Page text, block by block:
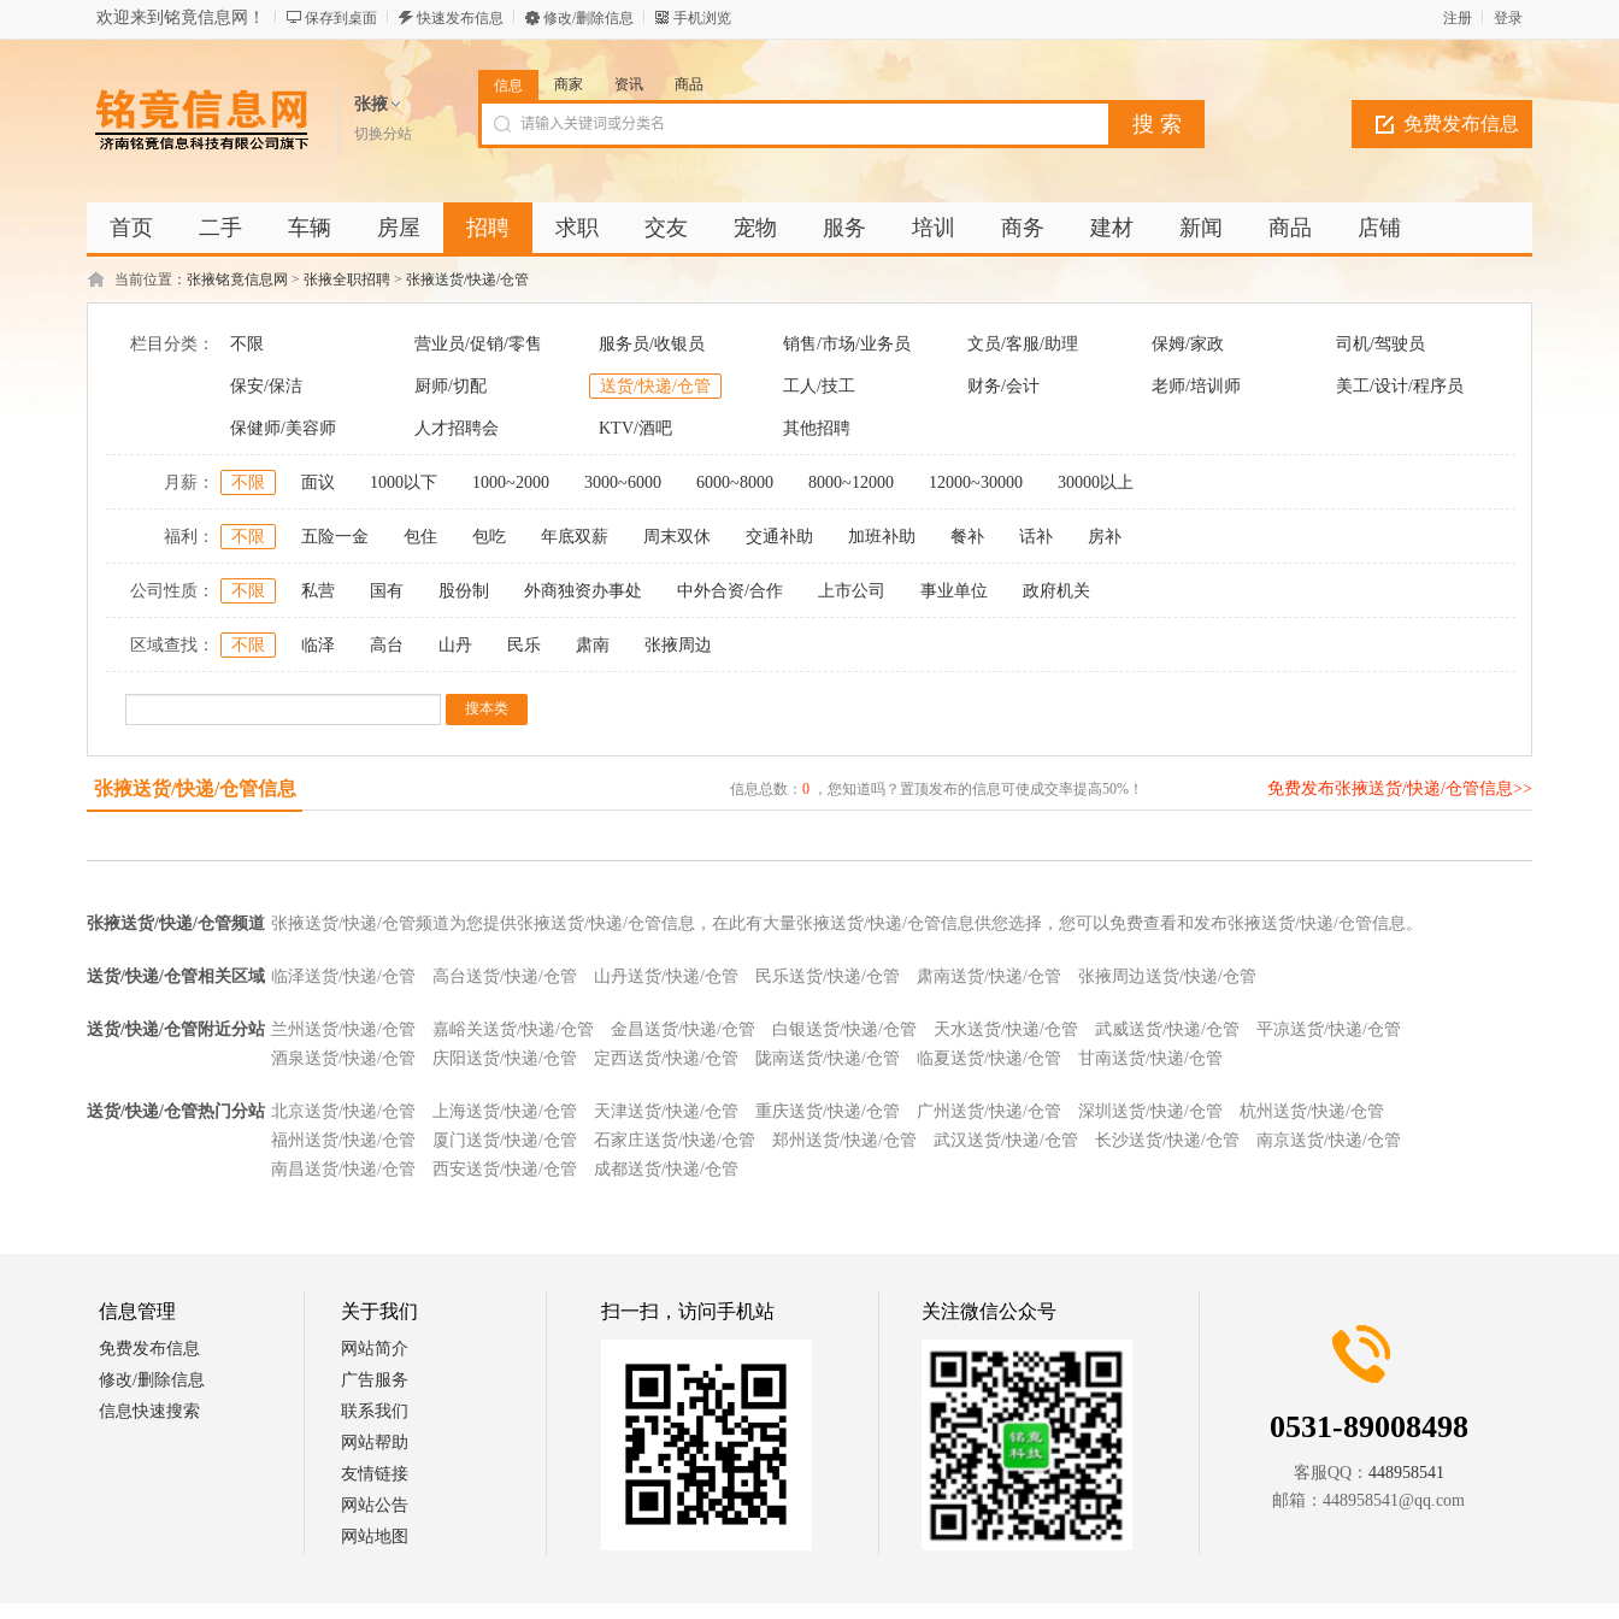
欢迎来到铭竟信息网！ 保存到桌面 快速发布信息 修改/删除信息 手机浏览 登录
注册
张掖
切换分站 免费发布信息
信息 商家 资讯 商品
首页 二手 车辆 房屋 招聘 求职 交友 宠物 服务 培训 商务 建材 新闻 商品 店铺
当前位置： 张掖铭竟信息网 > 张掖全职招聘 > 张掖送货/快递/仓管
栏目分类： 不限 营业员/促销/零售 服务员/收银员 销售/市场/业务员 文员/客服/助理 保姆/家政 司机/驾驶员
保安/保洁 厨师/切配 送货/快递/仓管 工人/技工 财务/会计 老师/培训师 美工/设计/程序员
保健师/美容师 人才招聘会 KTV/酒吧 其他招聘
月薪： 不限 面议 1000以下 1000~2000 3000~6000 6000~8000 8000~12000 12000~30000 30000以上
福利： 不限 五险一金 包住 包吃 年底双薪 周末双休 交通补助 加班补助 餐补 话补 房补
公司性质： 不限 私营 国有 股份制 外商独资办事处 中外合资/合作 上市公司 事业单位 政府机关
区域查找： 不限 临泽 高台 山丹 民乐 肃南 张掖周边
张掖送货/快递/仓管信息 信息总数： 0，您知道吗？置顶发布的信息可使成交率提高50%！ 免费发布张掖送货/快递/仓管信息>>
张掖送货/快递/仓管频道 张掖送货/快递/仓管频道为您提供张掖送货/快递/仓管信息，在此有大量张掖送货/快递/仓管信息供您选择，您可以免费查看和发布张掖送货/快递/仓管信息。
送货/快递/仓管相关区域 临泽送货/快递/仓管 高台送货/快递/仓管 山丹送货/快递/仓管 民乐送货/快递/仓管 肃南送货/快递/仓管 张掖周边送货/快递/仓管
送货/快递/仓管附近分站 兰州送货/快递/仓管 嘉峪关送货/快递/仓管 金昌送货/快递/仓管 白银送货/快递/仓管 天水送货/快递/仓管 武威送货/快递/仓管
平凉送货/快递/仓管
酒泉送货/快递/仓管
庆阳送货/快递/仓管 定西送货/快递/仓管 陇南送货/快递/仓管 临夏送货/快递/仓管 甘南送货/快递/仓管
送货/快递/仓管热门分站 北京送货/快递/仓管 上海送货/快递/仓管 天津送货/快递/仓管 重庆送货/快递/仓管 广州送货/快递/仓管 深圳送货/快递/仓管
杭州送货/快递/仓管
福州送货/快递/仓管
厦门送货/快递/仓管 石家庄送货/快递/仓管 郑州送货/快递/仓管 武汉送货/快递/仓管 长沙送货/快递/仓管
南京送货/快递/仓管
南昌送货/快递/仓管
西安送货/快递/仓管 成都送货/快递/仓管
信息管理
免费发布信息
修改/删除信息
信息快速搜索
关于我们
网站简介
广告服务
联系我们
网站帮助
友情链接
网站公告
网站地图
扫一扫，访问手机站 关注微信公众号
0531-89008498
客服QQ： 448958541
邮箱： 448958541@qq.com